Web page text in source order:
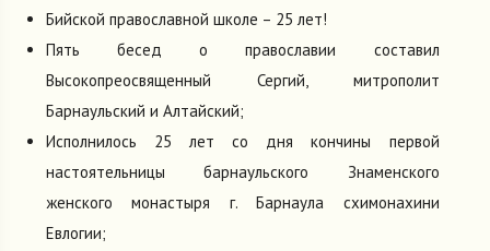
Бийской православной школе – 25 лет!
Пять бесед о православии составил
Высокопреосвященный Сергий, митрополит
Барнаульский и Алтайский;
Исполнилось 25 лет со дня кончины первой
настоятельницы барнаульского Знаменского
женского монастыря г. Барнаула схимонахини
Евлогии;